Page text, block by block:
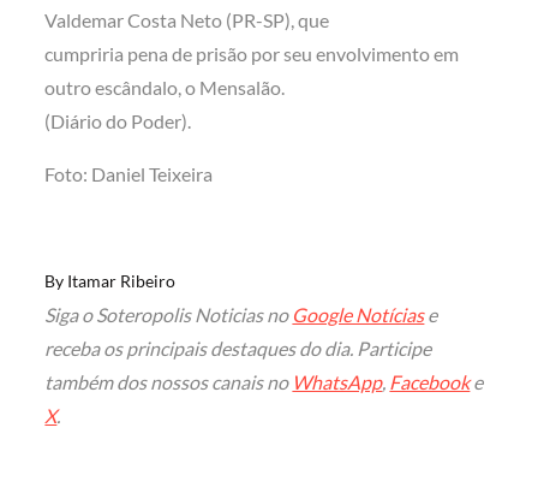
Valdemar Costa Neto (PR-SP), que
cumpriria pena de prisão por seu envolvimento em
outro escândalo, o Mensalão.
(Diário do Poder).
Foto: Daniel Teixeira
By Itamar Ribeiro
Siga o Soteropolis Noticias no Google Notíciase
receba os principais destaques do dia. Participe
também dos nossos canais no WhatsApp, Facebooke
X.